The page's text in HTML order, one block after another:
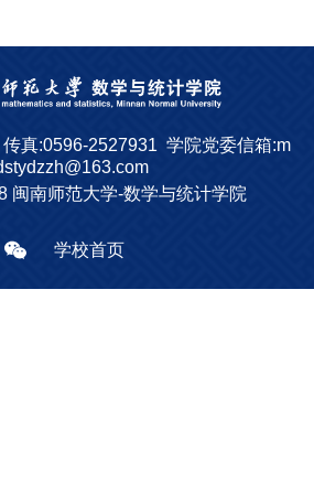
传真:0596-2527931 学院党委信箱:m
闽南师范大学-数学与统计学院
学校首页